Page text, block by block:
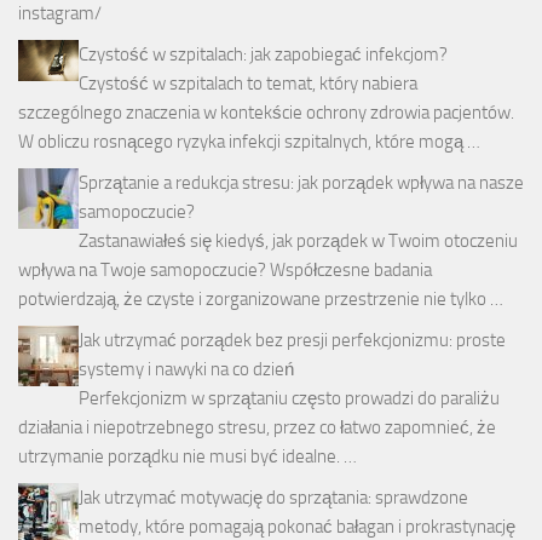
instagram/
Czystość w szpitalach: jak zapobiegać infekcjom?
Czystość w szpitalach to temat, który nabiera
szczególnego znaczenia w kontekście ochrony zdrowia pacjentów.
W obliczu rosnącego ryzyka infekcji szpitalnych, które mogą …
Sprzątanie a redukcja stresu: jak porządek wpływa na nasze
samopoczucie?
Zastanawiałeś się kiedyś, jak porządek w Twoim otoczeniu
wpływa na Twoje samopoczucie? Współczesne badania
potwierdzają, że czyste i zorganizowane przestrzenie nie tylko …
Jak utrzymać porządek bez presji perfekcjonizmu: proste
systemy i nawyki na co dzień
Perfekcjonizm w sprzątaniu często prowadzi do paraliżu
działania i niepotrzebnego stresu, przez co łatwo zapomnieć, że
utrzymanie porządku nie musi być idealne. …
Jak utrzymać motywację do sprzątania: sprawdzone
metody, które pomagają pokonać bałagan i prokrastynację